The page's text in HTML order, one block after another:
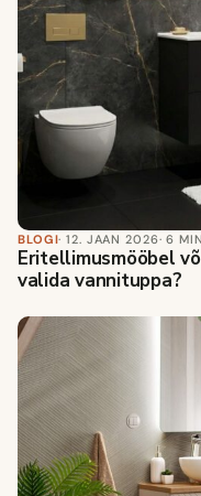
BLOGI· 12. JAAN 2026· 6 MIN
Eritellimusmööbel
valida vannituppa?